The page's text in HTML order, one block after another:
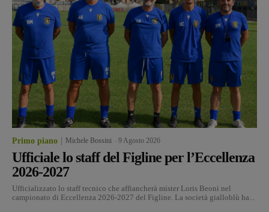
Primo piano Michele Bossini 9 Agosto 2026
Ufficiale lo staff del Figline per l’Eccellenza
2026-2027
Ufficializzato lo staff tecnico che affiancherà mister Loris Beoni nel
campionato di Eccellenza 2026-2027 del Figline. La società gialloblù ha...